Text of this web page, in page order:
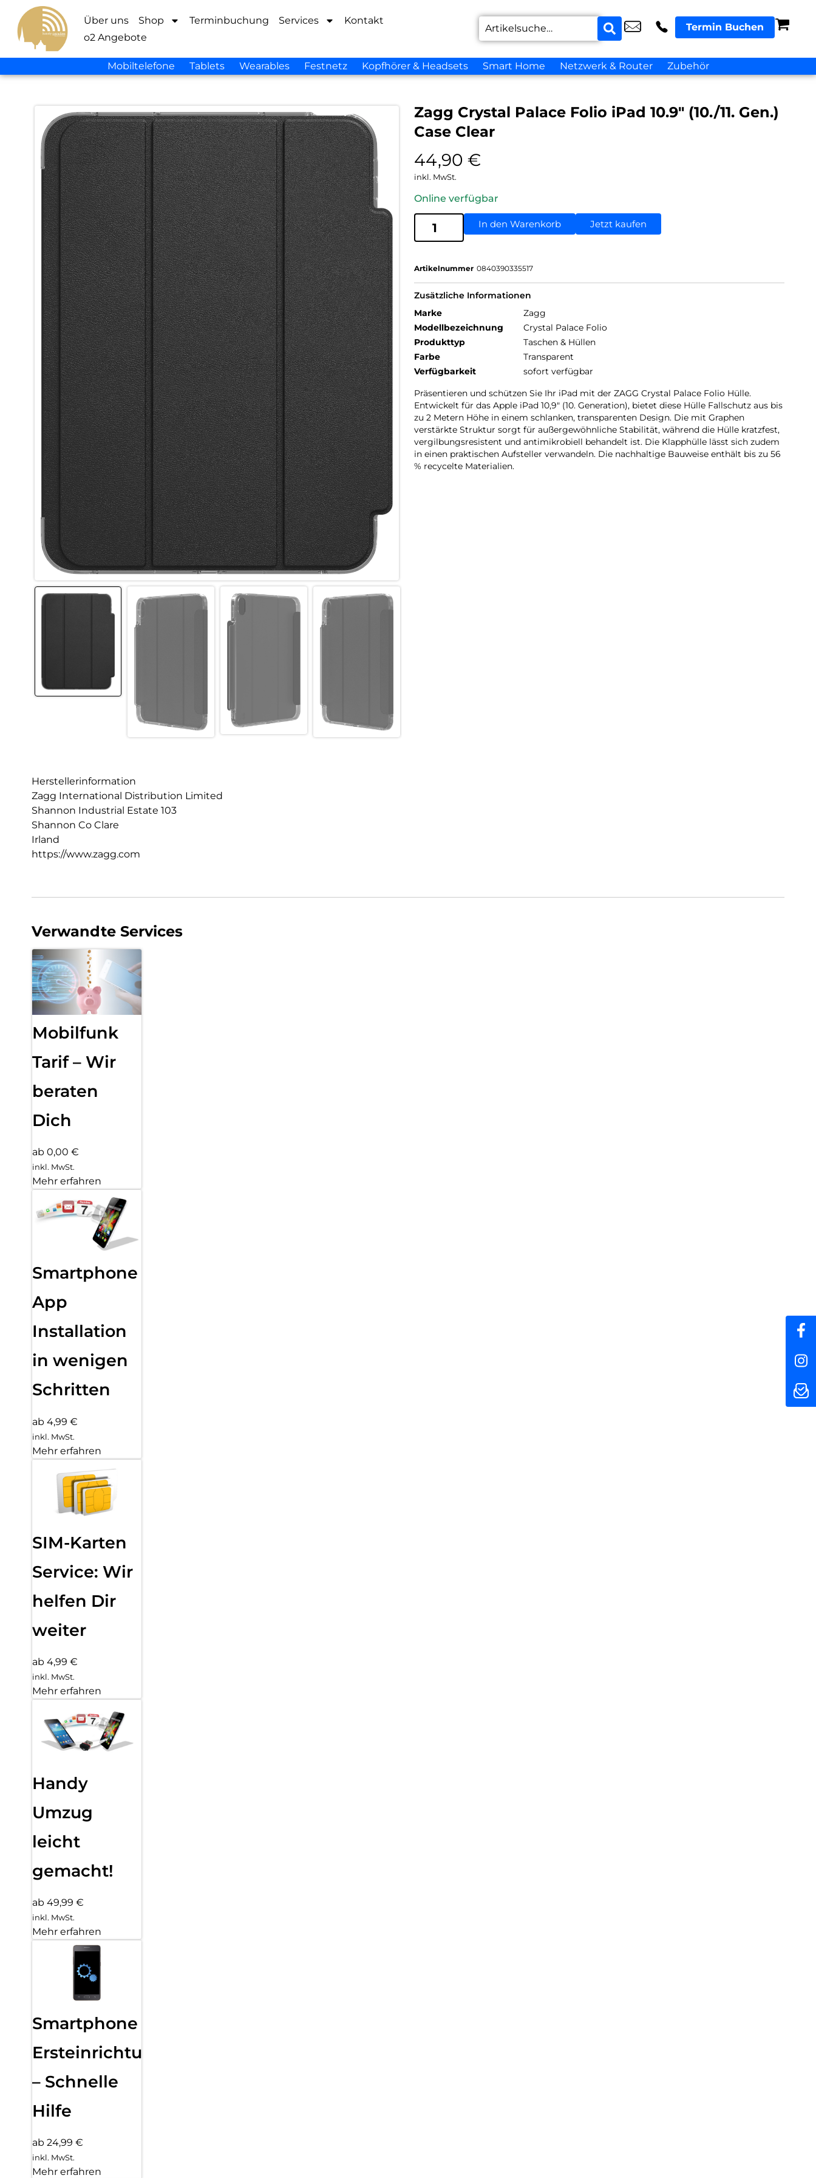
Über uns Shop Terminbuchung Services
Kontakt
o2 Angebote
Termin Buchen
Mobiltelefone Tablets Wearables Festnetz Kopfhörer & Headsets Smart Home Netzwerk & Router Zubehör
Zagg Crystal Palace Folio iPad 10.9″ (10./11. Gen.)
Case Clear
44,90 €
inkl. MwSt.
Online verfügbar
In den Warenkorb Jetzt kaufen
Artikelnummer 0840390335517
Zusätzliche Informationen
Marke
Zagg
Modellbezeichnung
Crystal Palace Folio
Produkttyp
Taschen & Hüllen
Farbe
Transparent
Verfügbarkeit
sofort verfügbar
Präsentieren und schützen Sie Ihr iPad mit der ZAGG Crystal Palace Folio Hülle.
Entwickelt für das Apple iPad 10,9″ (10. Generation), bietet diese Hülle Fallschutz aus bis
zu 2 Metern Höhe in einem schlanken, transparenten Design. Die mit Graphen
verstärkte Struktur sorgt für außergewöhnliche Stabilität, während die Hülle kratzfest,
vergilbungsresistent und antimikrobiell behandelt ist. Die Klapphülle lässt sich zudem
in einen praktischen Aufsteller verwandeln. Die nachhaltige Bauweise enthält bis zu 56
% recycelte Materialien.
Herstellerinformation
Zagg International Distribution Limited
Shannon Industrial Estate 103
Shannon Co Clare
Irland
https://www.zagg.com
Verwandte Services
Mobilfunk
Tarif – Wir
beraten
Dich
ab 0,00 €
inkl. MwSt.
Mehr erfahren
Smartphone
App
Installation
in wenigen
Schritten
ab 4,99 €
inkl. MwSt.
Mehr erfahren
SIM-Karten
Service: Wir
helfen Dir
weiter
ab 4,99 €
inkl. MwSt.
Mehr erfahren
Handy
Umzug
leicht
gemacht!
ab 49,99 €
inkl. MwSt.
Mehr erfahren
Smartphone
Ersteinrichtung
– Schnelle
Hilfe
ab 24,99 €
inkl. MwSt.
Mehr erfahren